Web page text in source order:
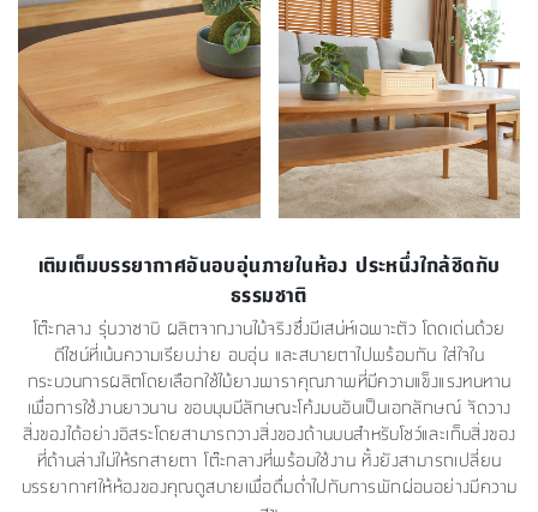
เติมเต็มบรรยากาศอันอบอุ่นภายในห้อง ประหนึ่งใกล้ชิดกับ
ธรรมชาติ
โต๊ะกลาง รุ่นวาซาบิ ผลิตจากงานไม้จริงซึ่งมีเสน่ห์เฉพาะตัว โดดเด่นด้วย
ดีไซน์ที่เน้นความเรียบง่าย อบอุ่น และสบายตาไปพร้อมกัน ใส่ใจใน
กระบวนการผลิตโดยเลือกใช้ไม้ยางพาราคุณภาพที่มีความแข็งแรงทนทาน
เพื่อการใช้งานยาวนาน ขอบมุมมีลักษณะโค้งมนอันเป็นเอกลักษณ์ จัดวาง
สิ่งของได้อย่างอิสระโดยสามารถวางสิ่งของด้านบนสำหรับโชว์และเก็บสิ่งของ
ที่ด้านล่างไม่ให้รกสายตา โต๊ะกลางที่พร้อมใช้งาน ทั้งยังสามารถเปลี่ยน
บรรยากาศให้ห้องของคุณดูสบายเพื่อดื่มด่ำไปกับการพักผ่อนอย่างมีความ